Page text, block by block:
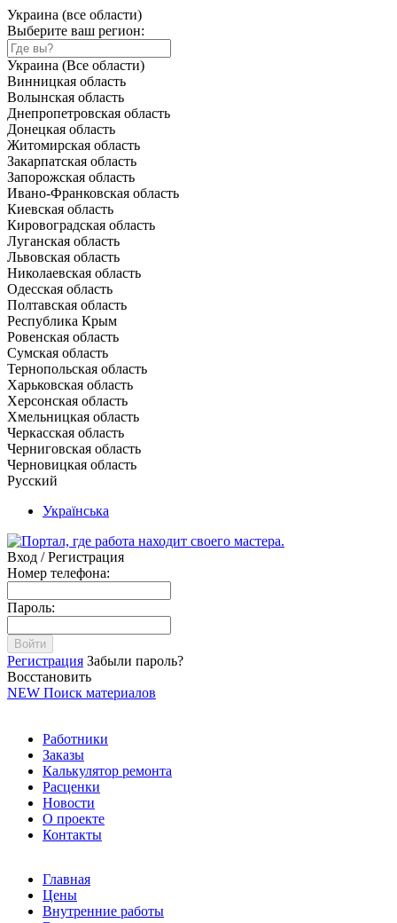
Украина (все области)
Выберите ваш регион:
Украина (Все области)
Винницкая область
Волынская область
Днепропетровская область
Донецкая область
Житомирская область
Закарпатская область
Запорожская область
Ивано-Франковская область
Киевская область
Кировоградская область
Луганская область
Львовская область
Николаевская область
Одесская область
Полтавская область
Республика Крым
Ровенская область
Сумская область
Тернопольская область
Харьковская область
Херсонская область
Хмельницкая область
Черкасская область
Черниговская область
Черновицкая область
Русский
Українська
Вход / Регистрация
Номер телефона:
Пароль:
Войти
Регистрация Забыли пароль?
Восстановить
NEW Поиск материалов
Работники
Заказы
Калькулятор ремонта
Расценки
Новости
О проекте
Контакты
Главная
Цены
Внутренние работы